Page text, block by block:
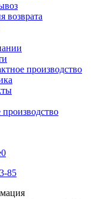
возврата
производство
0
85